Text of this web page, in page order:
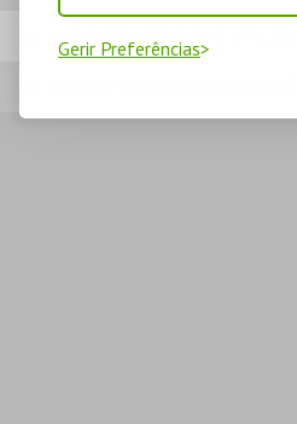
Gerir Preferências
22. QUE BROWSER DEVO